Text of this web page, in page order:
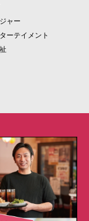
ャー
ーテイメント